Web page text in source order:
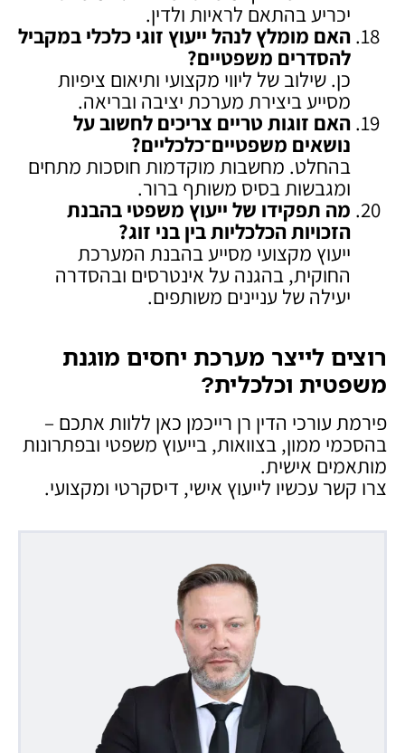
יכריע בהתאם לראיות ולדין.
האם מומלץ לנהל ייעוץ זוגי כלכלי במקביל
להסדרים משפטיים?
כן. שילוב של ליווי מקצועי ותיאום ציפיות
מסייע ביצירת מערכת יציבה ובריאה.
האם זוגות טריים צריכים לחשוב על
נושאים משפטיים־כלכליים?
בהחלט. מחשבות מוקדמות חוסכות מתחים
ומגבשות בסיס משותף ברור.
מה תפקידו של ייעוץ משפטי בהבנת
הזכויות הכלכליות בין בני זוג?
ייעוץ מקצועי מסייע בהבנת המערכת
החוקית, בהגנה על אינטרסים ובהסדרה
יעילה של עניינים משותפים.
רוצים לייצר מערכת יחסים מוגנת
משפטית וכלכלית?
פירמת עורכי הדין רן רייכמן כאן ללוות אתכם –
בהסכמי ממון, בצוואות, בייעוץ משפטי ובפתרונות
מותאמים אישית.
צרו קשר עכשיו לייעוץ אישי, דיסקרטי ומקצועי.